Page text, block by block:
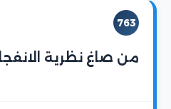
763
من صاغ نظرية